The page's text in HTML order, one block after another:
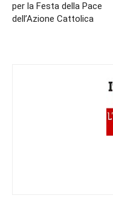
per la Festa della Pace
dell’Azione Cattolica